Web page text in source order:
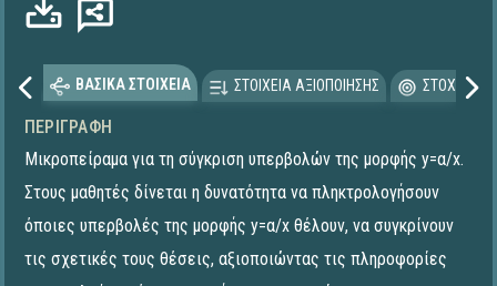
ΒΑΣΙΚΑ ΣΤΟΙΧΕΙΑ ΣΤΟΙΧΕΙΑ ΑΞΙΟΠΟΙΗΣΗΣ
ΠΕΡΙΓΡΑΦΉ
Μικροπείραμα για τη σύγκριση υπερβολών της μορφής y=α/x.
Στους μαθητές δίνεται η δυνατότητα να πληκτρολογήσουν
όποιες υπερβολές της μορφής y=α/x θέλουν, να συγκρίνουν
τις σχετικές τους θέσεις, αξιοποιώντας τις πληροφορίες